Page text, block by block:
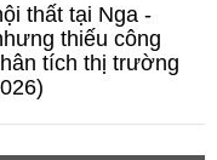
thất tại Nga -
thiếu công
tích thị trường